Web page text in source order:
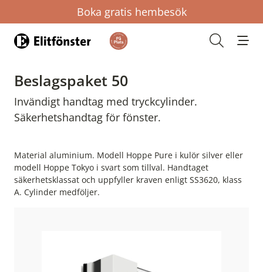
Boka gratis hembesök
Hem
Beslagspaket 50
Invändigt handtag med tryckcylinder.
Säkerhetshandtag för fönster.
Material aluminium. Modell Hoppe Pure i kulör silver eller
modell Hoppe Tokyo i svart som tillval. Handtaget
säkerhetsklassat och uppfyller kraven enligt SS3620, klass
A. Cylinder medföljer.